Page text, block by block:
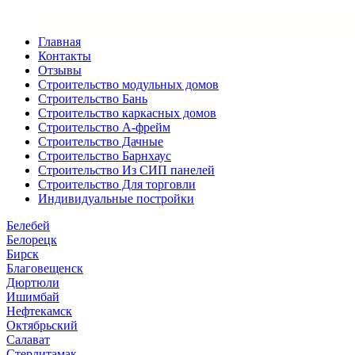
Главная
Контакты
Отзывы
Строительство модульных домов
Строительство Бань
Строительство каркасных домов
Строительство А-фрейм
Строительство Дачные
Строительство Барнхаус
Строительство Из СИП панелей
Строительство Для торговли
Индивидуальные постройки
Белебей
Белорецк
Бирск
Благовещенск
Дюртюли
Ишимбай
Нефтекамск
Октябрьский
Салават